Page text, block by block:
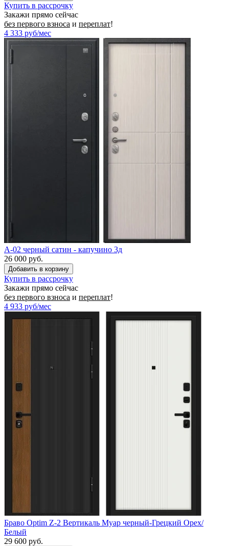
Купить в рассрочку
Закажи прямо сейчас
без первого взноса и переплат!
4 333 руб/мес
A-02 черный сатин - капучино 3д
26 000 руб.
Купить в рассрочку
Закажи прямо сейчас
без первого взноса и переплат!
4 933 руб/мес
Браво Optim Z-2 Вертикаль Муар черный-Грецкий Орех/
Белый
29 600 руб.